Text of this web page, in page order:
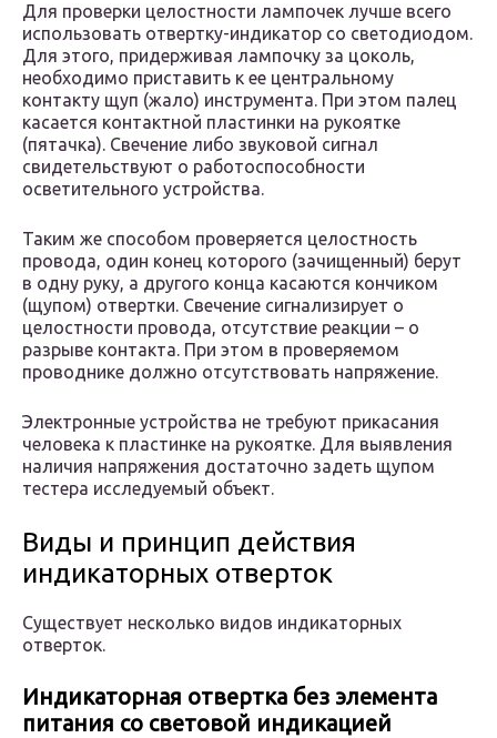
Для проверки целостности лампочек лучше всего
использовать отвертку-индикатор со светодиодом.
Для этого, придерживая лампочку за цоколь,
необходимо приставить к ее центральному
контакту щуп (жало) инструмента. При этом палец
касается контактной пластинки на рукоятке
(пятачка). Свечение либо звуковой сигнал
свидетельствуют о работоспособности
осветительного устройства.
Таким же способом проверяется целостность
провода, один конец которого (зачищенный) берут
в одну руку, а другого конца касаются кончиком
(щупом) отвертки. Свечение сигнализирует о
целостности провода, отсутствие реакции – о
разрыве контакта. При этом в проверяемом
проводнике должно отсутствовать напряжение.
Электронные устройства не требуют прикасания
человека к пластинке на рукоятке. Для выявления
наличия напряжения достаточно задеть щупом
тестера исследуемый объект.
Виды и принцип действия
индикаторных отверток
Существует несколько видов индикаторных
отверток.
Индикаторная отвертка без элемента
питания со световой индикацией